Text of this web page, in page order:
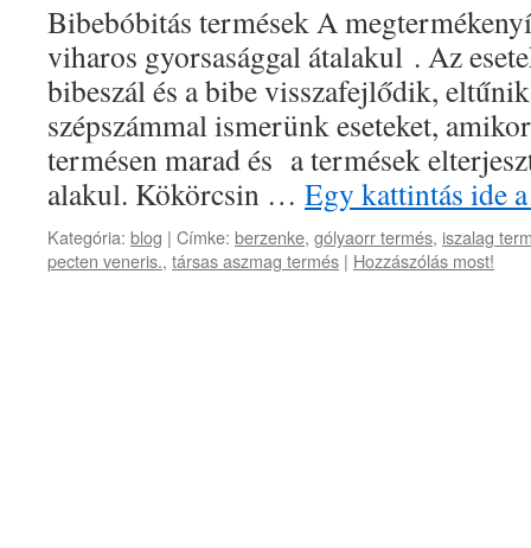
Bibebóbitás termések A
viharos gyorsasággal átalakul . Az
bibeszál és a bibe visszafejlődik,
szépszámmal ismerünk eseteket,
termésen marad és a termések
alakul. Kökörcsin … Egy kattintás ide
Kategória: blog | Címke: berzenke, gólyaorr termés, iszalag
pecten veneris., társas aszmag termés | Hozzászólás most!